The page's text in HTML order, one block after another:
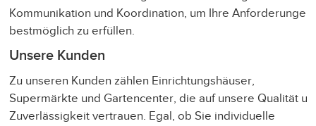
Kommunikation und Koordination, um Ihre Anforderungen
bestmöglich zu erfüllen.
Unsere Kunden
Zu unseren Kunden zählen Einrichtungshäuser,
Supermärkte und Gartencenter, die auf unsere Qualität
Zuverlässigkeit vertrauen. Egal, ob Sie individuelle